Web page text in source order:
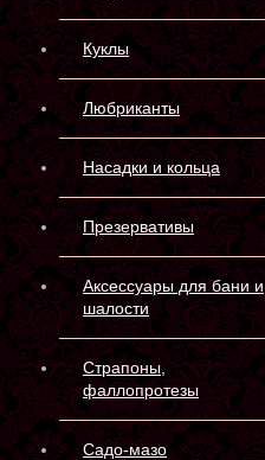
Куклы
Любриканты
Насадки и кольца
Презервативы
Аксессуары для бани и
шалости
Страпоны,
фаллопротезы
Садо-мазо